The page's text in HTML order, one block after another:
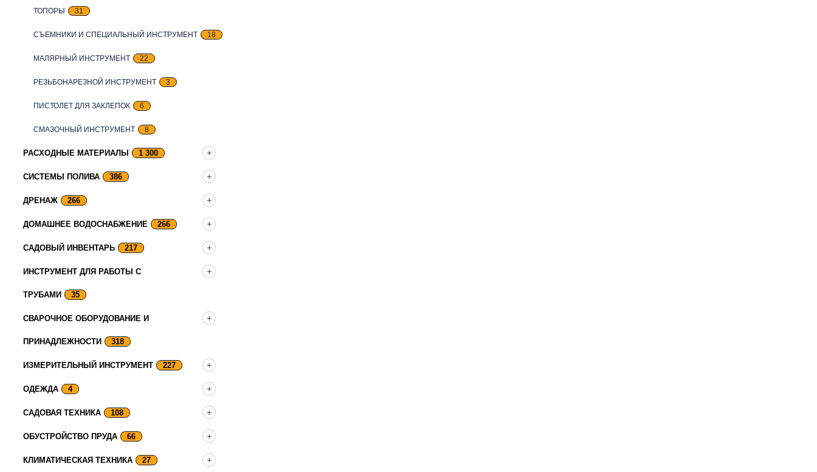
ТОПОРЫ 31
СЪЕМНИКИ И СПЕЦИАЛЬНЫЙ ИНСТРУМЕНТ 18
МАЛЯРНЫЙ ИНСТРУМЕНТ 22
РЕЗЬБОНАРЕЗНОЙ ИНСТРУМЕНТ 3
ПИСТОЛЕТ ДЛЯ ЗАКЛЕПОК 6
СМАЗОЧНЫЙ ИНСТРУМЕНТ 8
РАСХОДНЫЕ МАТЕРИАЛЫ 1 300
СИСТЕМЫ ПОЛИВА 386
ДРЕНАЖ 266
ДОМАШНЕЕ ВОДОСНАБЖЕНИЕ 266
САДОВЫЙ ИНВЕНТАРЬ 217
ИНСТРУМЕНТ ДЛЯ РАБОТЫ С
ТРУБАМИ 35
СВАРОЧНОЕ ОБОРУДОВАНИЕ И
ПРИНАДЛЕЖНОСТИ 318
ИЗМЕРИТЕЛЬНЫЙ ИНСТРУМЕНТ 227
ОДЕЖДА 4
САДОВАЯ ТЕХНИКА 108
ОБУСТРОЙСТВО ПРУДА 66
КЛИМАТИЧЕСКАЯ ТЕХНИКА 27